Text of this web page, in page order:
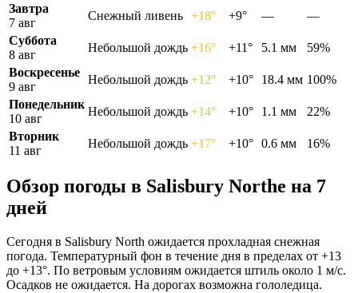
Завтра
7 авг
Снежный ливень +18° +9° —
—
Суббота
8 авг
Небольшой дождь +16° +11° 5.1 мм
59%
Воскресенье
9 авг
Небольшой дождь +12° +10° 18.4 мм 100%
Понедельник
10 авг
Небольшой дождь +14° +10° 1.1 мм
22%
Вторник
11 авг
Небольшой дождь +17° +10° 0.6 мм 16%
Обзор погоды в Salisbury Northе на 7
дней
Сегодня в Salisbury North ожидается прохладная снежная
погода. Температурный фон в течение дня в пределах от +13
до +13°. По ветровым условиям ожидается штиль около 1 м/с.
Осадков не ожидается. На дорогах возможна гололедица.